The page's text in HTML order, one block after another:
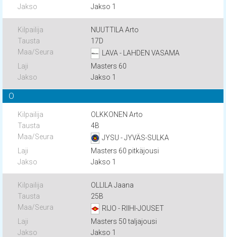
Jakso 1
NUUTTILA Arto
17D
LAVA - LAHDEN VASAMA
Masters 60
Jakso 1
O
OLKKONEN Arto
4B
JYSU - JYVÄS-SULKA
Masters 60 pitkäjousi
Jakso 1
OLLILA Jaana
25B
RIJO - RIIHI-JOUSET
Masters 50 taljajousi
Jakso 1